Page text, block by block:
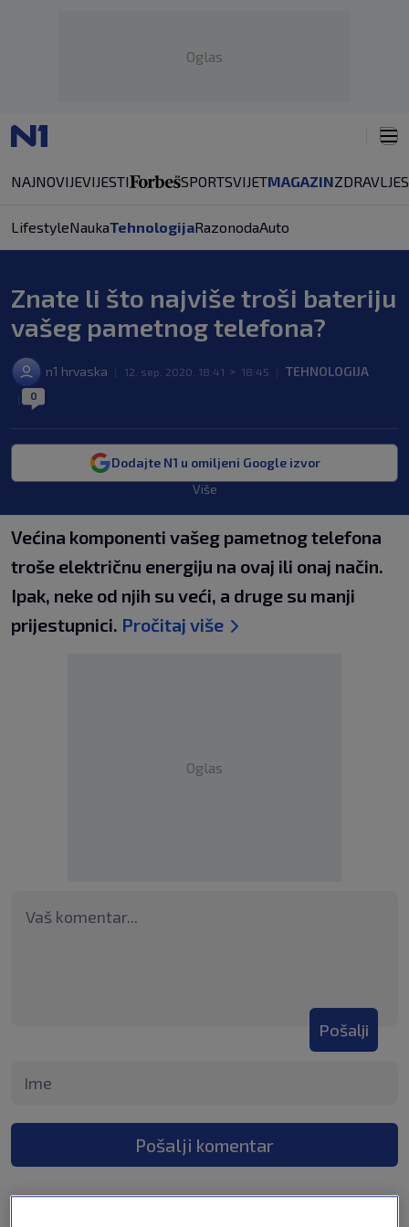
Oglas
NAJNOVIJEVIJESTI SPORTSVIJETMAGAZINZDRAVLJE
LifestyleNaukaTehnologijaRazonodaAuto
Znate li što najviše troši bateriju
vašeg pametnog telefona?
n1 hrvaska 12. sep. 2020. 18:41 > 18:45 TEHNOLOGIJA
0
Dodajte N1 u omiljeni Google izvor
Više
Većina komponenti vašeg pametnog telefona
troše električnu energiju na ovaj ili onaj način.
Ipak, neke od njih su veći, a druge su manji
prijestupnici. Pročitaj više
Oglas
Pošalji
Pošalji komentar